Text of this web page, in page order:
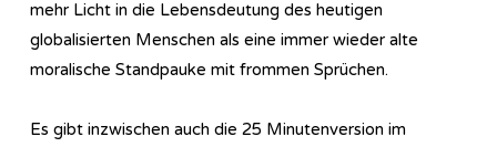
mehr Licht in die Lebensdeutung des heutigen
globalisierten Menschen als eine immer wieder alte
moralische Standpauke mit frommen Sprüchen.
Es gibt inzwischen auch die 25 Minutenversion im